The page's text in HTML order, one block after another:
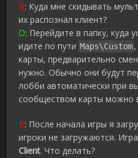
В: Куда мне скидывать
их распознал клиент?
О: Перейдите в папку, куда
идите по пути Maps\Custom
карты, предварительно
нужно. Обычно они будут
лобби автоматически при
сообществом карты можно
В: После начала игры я
игроки не загружаются.
Client. Что делать?